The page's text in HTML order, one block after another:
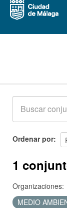
Acerca de
Ordenar por
1
Organizaciones:
MEDIO